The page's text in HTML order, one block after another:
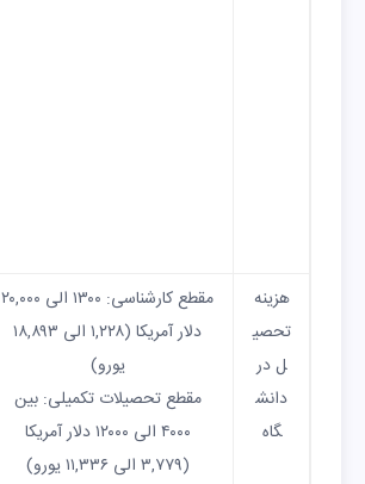
هزینه
تحصی
ل در
دانش
گاه
مقطع کارشناسی: ۱۳۰۰ الی ۲۰,۰۰۰
دلار آمریکا (۱,۲۲۸ الی ۱۸,۸۹۳
یورو)
مقطع تحصیلات تکمیلی: بین
۴۰۰۰ الی ۱۲۰۰۰ دلار آمریکا
(۳,۷۷۹ الی ۱۱,۳۳۶ یورو)